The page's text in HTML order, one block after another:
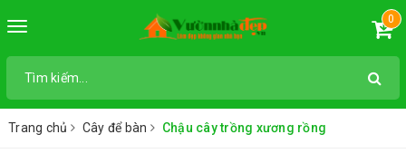
Toggle
0
Trang chủ Cây để bàn Chậu cây trồng xương rồng